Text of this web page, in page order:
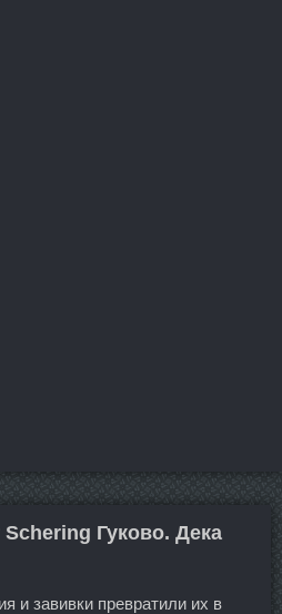
Гуково. Дека
и завивки превратили их в